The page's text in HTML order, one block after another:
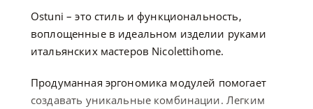
Ostuni – это стиль и функциональность,
воплощенные в идеальном изделии руками
итальянских мастеров Nicolettihome.
Продуманная эргономика модулей помогает
создавать уникальные комбинации. Легким